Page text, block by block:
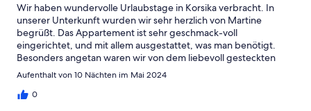
Wir haben wundervolle Urlaubstage in Korsika verbracht. In
unserer Unterkunft wurden wir sehr herzlich von Martine
begrüßt. Das Appartement ist sehr geschmack-voll
eingerichtet, und mit allem ausgestattet, was man benötigt.
Besonders angetan waren wir von dem liebevoll gesteckten
Blumenbouqet und den wohlschmeckenden regionalen
herrliche Ausblick hat bei uns einen unver-gesslichen Eindruck
Aufenthalt von 10 Nächten im Mai 2024
0